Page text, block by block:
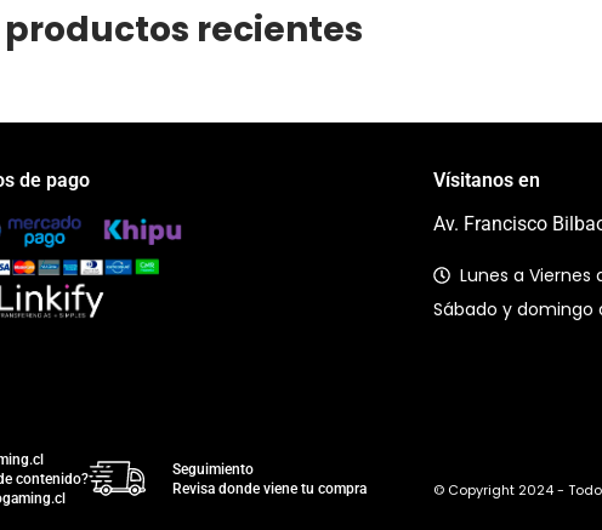
productos recientes
de pago
contenido?
Seguimiento
Revisa donde viene tu compra
Vísitanos en
Av. Francisco
Lunes a Viernes
Sábado y domingo
© Copyright 2024 -